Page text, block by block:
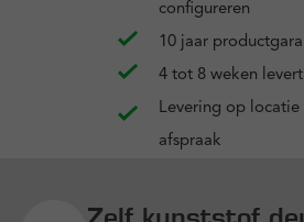
configureren
10 jaar
4 tot 8 weken
Levering op locatie
afspraak